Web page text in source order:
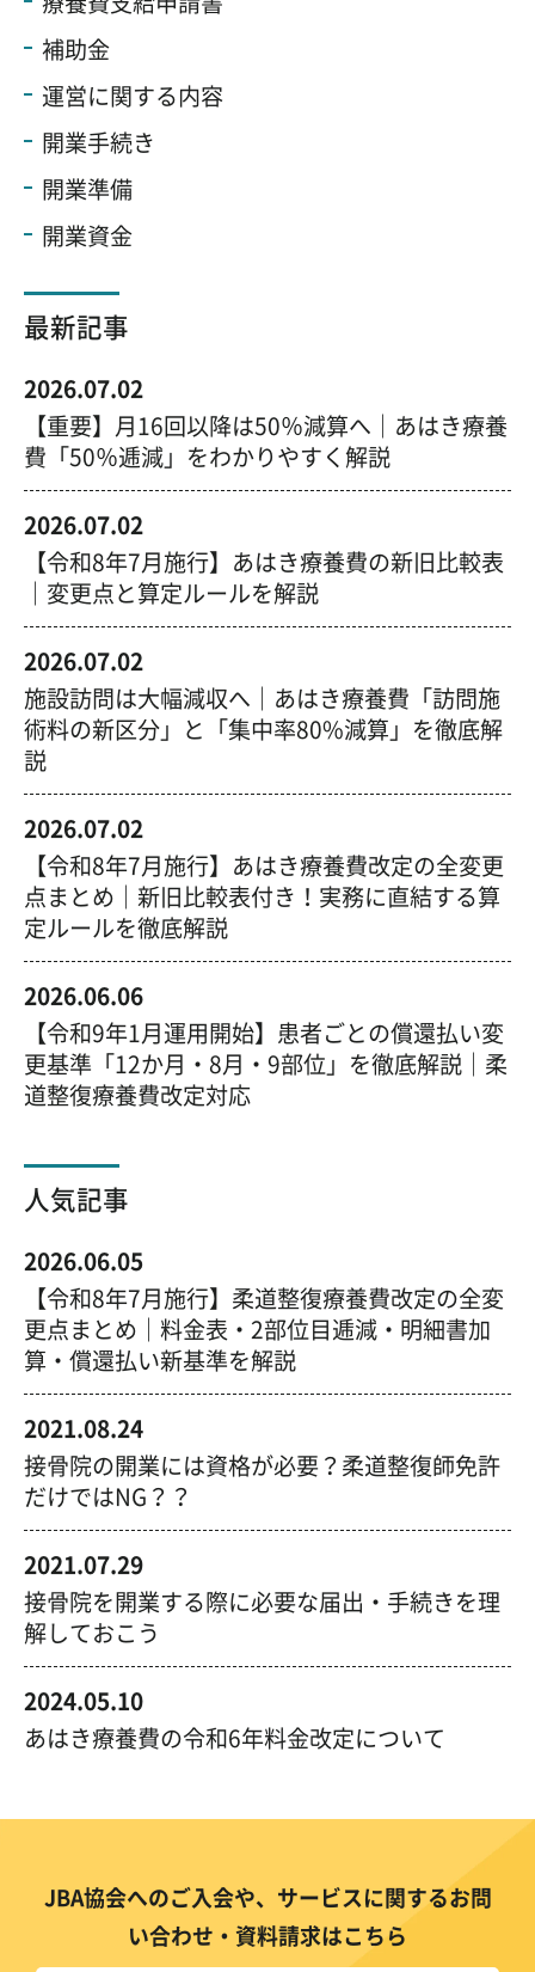
補助金
運営に関する内容
開業手続き
開業準備
開業資金
最新記事
2026.07.02
【重要】月16回以降は50％減算へ｜あはき療養
費「50％逓減」をわかりやすく解説
2026.07.02
【令和8年7月施行】あはき療養費の新旧比較表
｜変更点と算定ルールを解説
2026.07.02
施設訪問は大幅減収へ｜あはき療養費「訪問施
術料の新区分」と「集中率80%減算」を徹底解
説
2026.07.02
【令和8年7月施行】あはき療養費改定の全変更
点まとめ｜新旧比較表付き！実務に直結する算
定ルールを徹底解説
2026.06.06
【令和9年1月運用開始】患者ごとの償還払い変
更基準「12か月・8月・9部位」を徹底解説｜柔
道整復療養費改定対応
人気記事
2026.06.05
【令和8年7月施行】柔道整復療養費改定の全変
更点まとめ｜料金表・2部位目逓減・明細書加
算・償還払い新基準を解説
2021.08.24
接骨院の開業には資格が必要？柔道整復師免許
だけではNG？？
2021.07.29
接骨院を開業する際に必要な届出・手続きを理
解しておこう
2024.05.10
あはき療養費の令和6年料金改定について
JBA協会へのご入会や、サービスに関するお問
い合わせ・資料請求はこちら